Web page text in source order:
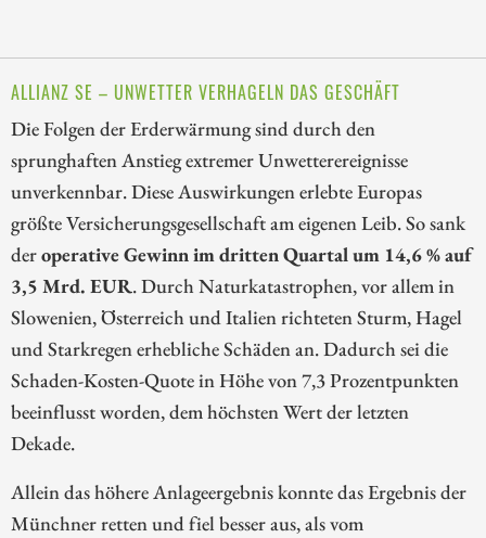
ALLIANZ SE – UNWETTER VERHAGELN DAS GESCHÄFT
Die Folgen der Erderwärmung sind durch den
sprunghaften Anstieg extremer Unwetterereignisse
unverkennbar. Diese Auswirkungen erlebte Europas
größte Versicherungsgesellschaft am eigenen Leib. So sank
deroperative Gewinn im dritten Quartal um 14,6 % auf
3,5 Mrd. EUR. Durch Naturkatastrophen, vor allem in
Slowenien, Österreich und Italien richteten Sturm, Hagel
und Starkregen erhebliche Schäden an. Dadurch sei die
Schaden-Kosten-Quote in Höhe von 7,3 Prozentpunkten
beeinflusst worden, dem höchsten Wert der letzten
Dekade.
Allein das höhere Anlageergebnis konnte das Ergebnis der
Münchner retten und fiel besser aus, als vom